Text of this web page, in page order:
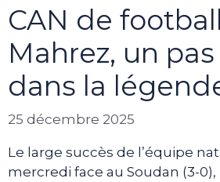
CAN de
Mahrez, un
dans la
25 décembre 2025
Le large succès de l’équipe
mercredi face au Soudan (3-